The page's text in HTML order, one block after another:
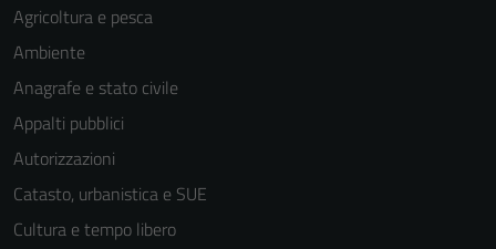
Agricoltura e pesca
Ambiente
Anagrafe e stato civile
Appalti pubblici
Autorizzazioni
Catasto, urbanistica e SUE
Cultura e tempo libero